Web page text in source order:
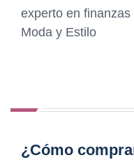
experto en
Moda y Estilo
¿Cómo